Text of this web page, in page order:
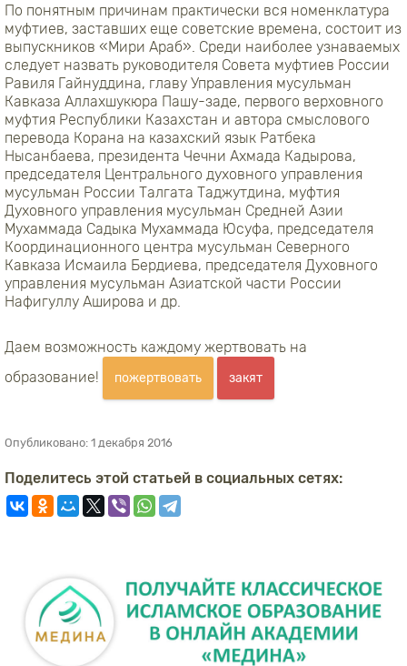
По понятным причинам практически вся номенклатура
муфтиев, заставших еще советские времена, состоит из
выпускников «Мири Араб». Среди наиболее узнаваемых
следует назвать руководителя Совета муфтиев России
Равиля Гайнуддина, главу Управления мусульман
Кавказа Аллахшукюра Пашу-заде, первого верховного
муфтия Республики Казахстан и автора смыслового
перевода Корана на казахский язык Ратбека
Нысанбаева, президента Чечни Ахмада Кадырова,
председателя Центрального духовного управления
мусульман России Талгата Таджутдина, муфтия
Духовного управления мусульман Средней Азии
Мухаммада Садыка Мухаммада Юсуфа, председателя
Координационного центра мусульман Северного
Кавказа Исмаила Бердиева, председателя Духовного
управления мусульман Азиатской части России
Нафигуллу Аширова и др.
Даем возможность каждому жертвовать на
образование!
пожертвовать закят
Опубликовано: 1 декабря 2016
Поделитесь этой статьей в социальных сетях: